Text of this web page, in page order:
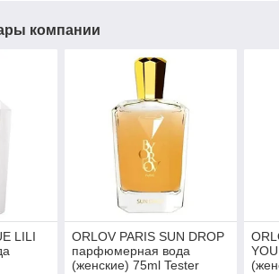
компании
LILI
ORLOV PARIS SUN DROP
парфюмерная вода
(женские) 75ml Tester